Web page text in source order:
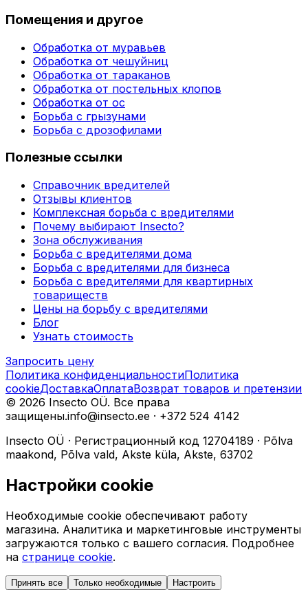
Помещения и другое
Обработка от муравьев
Обработка от чешуйниц
Обработка от тараканов
Обработка от постельных клопов
Обработка от ос
Борьба с грызунами
Борьба с дрозофилами
Полезные ссылки
Справочник вредителей
Отзывы клиентов
Комплексная борьба с вредителями
Почему выбирают Insecto?
Зона обслуживания
Борьба с вредителями дома
Борьба с вредителями для бизнеса
Борьба с вредителями для квартирных
товариществ
Цены на борьбу с вредителями
Блог
Узнать стоимость
Запросить цену
Политика конфиденциальностиПолитика
cookieДоставкаОплатаВозврат товаров и претензии
© 2026 Insecto OÜ. Все права
защищены.info@insecto.ee · +372 524 4142
Insecto OÜ · Регистрационный код 12704189 · Põlva
maakond, Põlva vald, Akste küla, Akste, 63702
Настройки cookie
Необходимые cookie обеспечивают работу
магазина. Аналитика и маркетинговые инструменты
загружаются только с вашего согласия. Подробнее
на странице cookie.
Принять все Только необходимые Настроить